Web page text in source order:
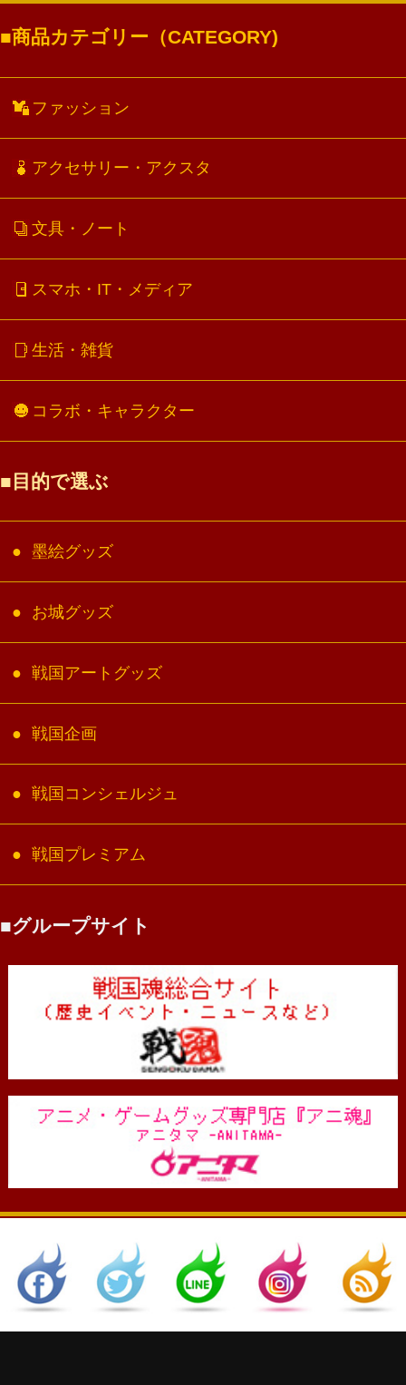
商品カテゴリー（CATEGORY)
ファッション
アクセサリー・アクスタ
文具・ノート
スマホ・IT・メディア
生活・雑貨
コラボ・キャラクター
目的で選ぶ
墨絵グッズ
お城グッズ
戦国アートグッズ
戦国企画
戦国コンシェルジュ
戦国プレミアム
グループサイト